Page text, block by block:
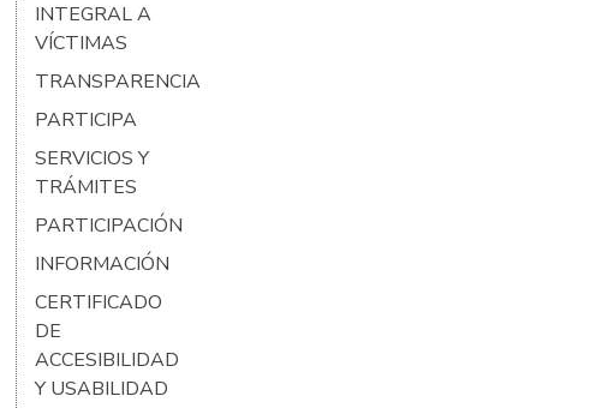
INTEGRAL A
VÍCTIMAS
TRANSPARENCIA
PARTICIPA
SERVICIOS Y
TRÁMITES
PARTICIPACIÓN
INFORMACIÓN
CERTIFICADO
DE
ACCESIBILIDAD
Y USABILIDAD